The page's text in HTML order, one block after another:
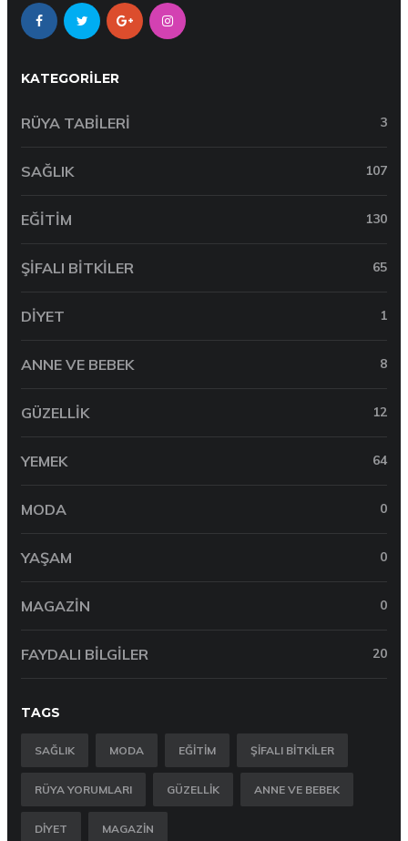
KATEGORILER
RÜYA TABILERI 3
SAĞLIK 107
EĞITIM 130
ŞIFALI BITKILER 65
DIYET 1
ANNE VE BEBEK 8
GÜZELLIK 12
YEMEK 64
MODA 0
YAŞAM 0
MAGAZIN 0
FAYDALI BILGILER 20
TAGS
SAĞLIK MODA EĞITIM ŞIFALI BITKILER
RÜYA YORUMLARI GÜZELLIK ANNE VE BEBEK
DIYET MAGAZIN